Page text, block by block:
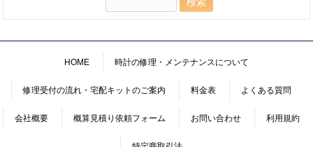
HOME 時計の修理・メンテナンスについて
修理受付の流れ・宅配キットのご案内 料金表 よくある質問
会社概要 概算見積り依頼フォーム お問い合わせ 利用規約